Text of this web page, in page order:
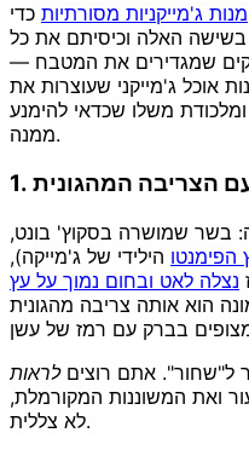
מנות ג'מייקניות מסורתיות כדי
בשישה האלה וכיסיתם את כל
שמגדירים את המטבח —
אוכל ג'מייקני שעוצרות את
משלו שכדאי להימנע
ממנה.
עם הצריבה המהגונית
בשר שמושרה בסקוץ' בונט,
הפימנטו הילידי של ג'מייקה),
נצלה לאט ובחום נמוך על עץ
הוא אותה צריבה מהגונית
ל"שחור". אתם רוציםלראות
ואת המשוננות המקורמלת,
לא צללית.